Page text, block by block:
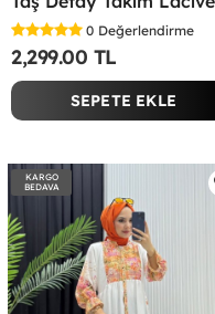
0 Değerlendirme
2,299.00 TL
SEPETE EKLE
KARGO
BEDAVA